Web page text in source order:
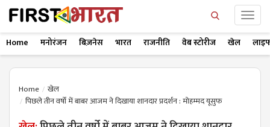
Home मनोरंजन बिज़नेस भारत राजनीति वेब स्टोरीज खेल
Home
खेल
पिछले तीन वर्षो में बाबर आजम ने दिखाया शानदार प्रदर्शन : मोहम्मद यूसुफ